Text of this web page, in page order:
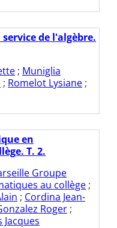
de l'algèbre.
; Muniglia
; Romelot Lysiane ;
en
T. 2.
Groupe
au collège ;
; Cordina Jean-
Roger ;
Jacques